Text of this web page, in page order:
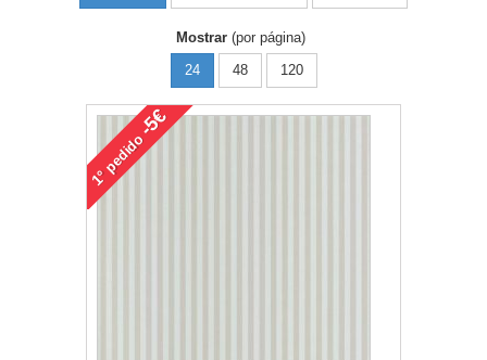
Mostrar (por página)
24
48 120
1°
pedido
-5€